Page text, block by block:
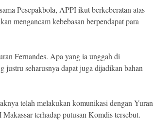
Pesepakbola, APPI ikut berkeberatan atas
mengancam kebebasan berpendapat para
Fernandes. Apa yang ia unggah di
seharusnya dapat juga dijadikan bahan
telah melakukan komunikasi dengan Yuran
terhadap putusan Komdis tersebut.